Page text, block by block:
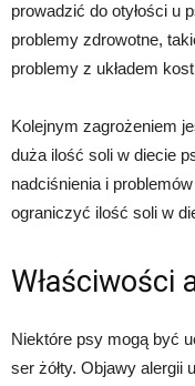
prowadzić do otyłości u
problemy zdrowotne,
problemy z układem
Kolejnym zagrożeniem
duża ilość soli w diecie
nadciśnienia i
ograniczyć ilość soli w
Właściwości
Niektóre psy mogą być
ser żółty. Objawy alergii